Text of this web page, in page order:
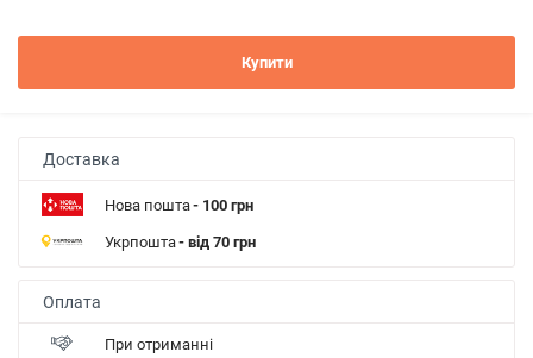
Купити
Доставка
Нова пошта- 100 грн
Укрпошта- від 70 грн
Оплата
При отриманні